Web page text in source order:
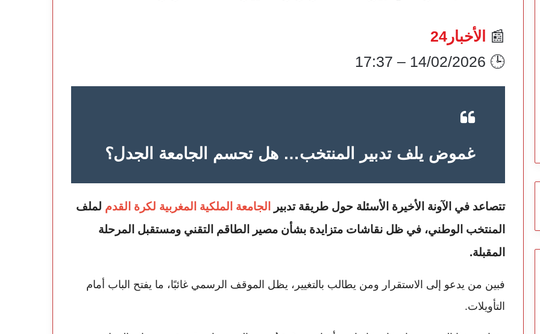
📰
الأخبار24
🕒 14/02/2026 – 17:37
غموض يلف تدبير المنتخب… هل تحسم الجامعة الجدل؟
تتصاعد في الآونة الأخيرة الأسئلة حول طريقة تدبير الجامعة الملكية المغربية لكرة القدم لملف
المنتخب الوطني، في ظل نقاشات متزايدة بشأن مصير الطاقم التقني ومستقبل المرحلة
المقبلة.
فبين من يدعو إلى الاستقرار ومن يطالب بالتغيير، يظل الموقف الرسمي غائبًا، ما يفتح الباب أمام
التأويلات.